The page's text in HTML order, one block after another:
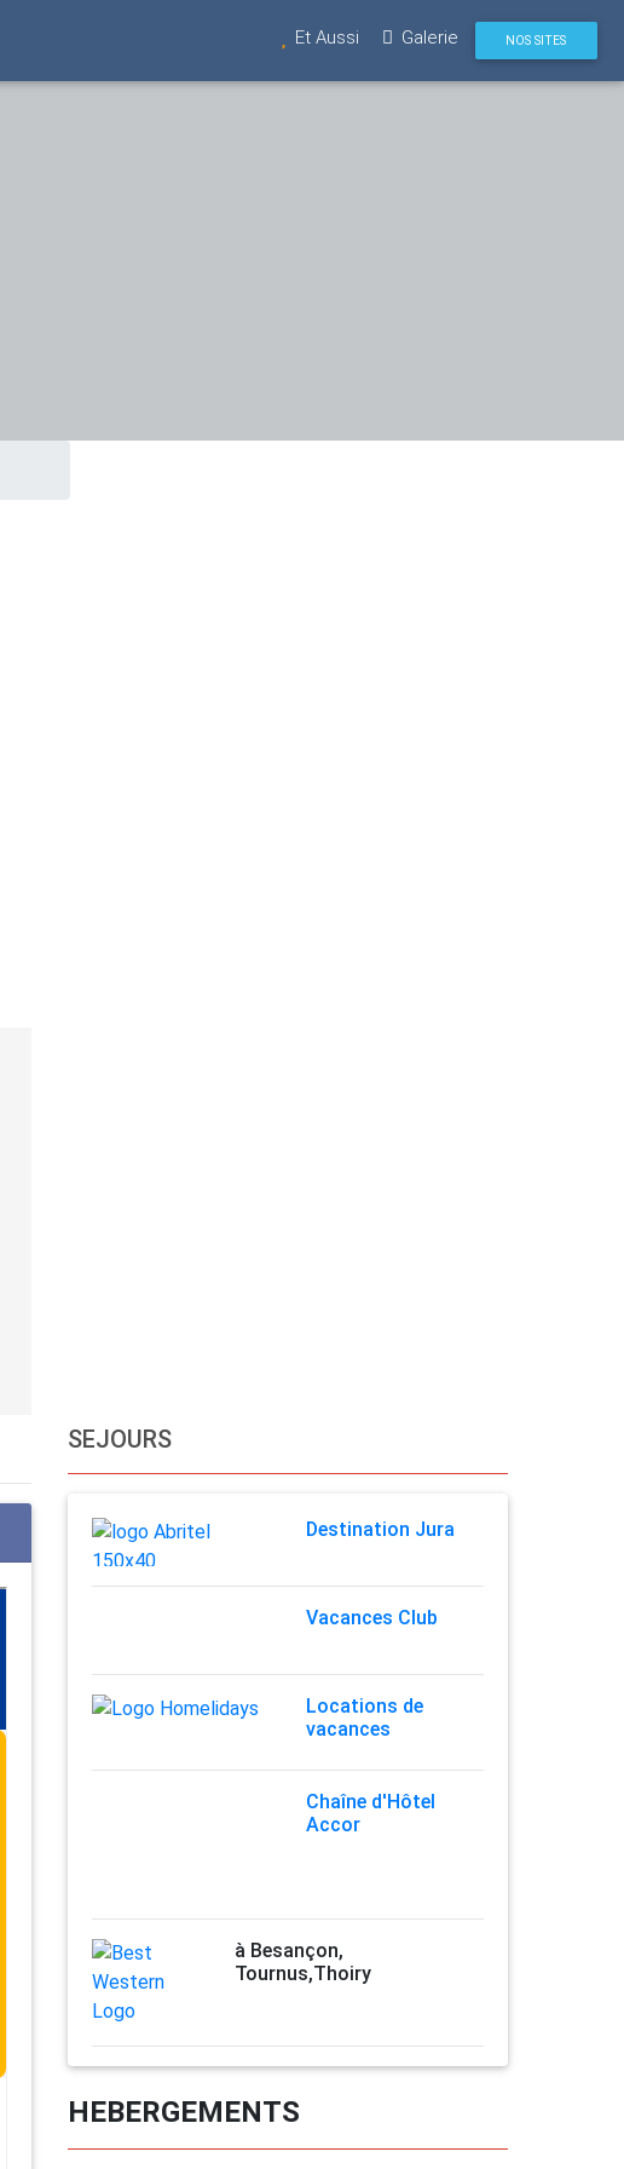
Et Aussi Galerie NOS SITES
SEJOURS
Destination Jura
Vacances Club
Locations de
vacances
Chaîne d'Hôtel
Accor
à Besançon,
Tournus,Thoiry
HEBERGEMENTS